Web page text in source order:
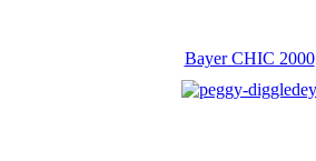
Bayer CHIC 2000